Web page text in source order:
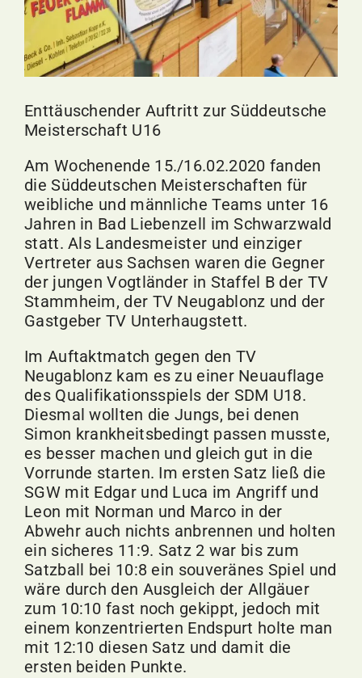
Enttäuschender Auftritt zur Süddeutsche
Meisterschaft U16
Am Wochenende 15./16.02.2020 fanden
die Süddeutschen Meisterschaften für
weibliche und männliche Teams unter 16
Jahren in Bad Liebenzell
im Schwarzwald
statt. Als Landesmeister und einziger
Vertreter aus Sachsen waren die Gegner
der jungen Vogtländer in Staffel B der TV
Stammheim, der TV Neugablonz und der
Gastgeber TV Unterhaugstett.
Im Auftaktmatch gegen den TV
Neugablonz kam es zu einer Neuauflage
des Qualifikationsspiels der SDM U18.
Diesmal wollten die Jungs, bei denen
Simon krankheitsbedingt passen musste,
es besser machen und gleich gut in die
Vorrunde starten. Im ersten Satz ließ die
SGW mit Edgar und Luca im Angriff und
Leon mit Norman und Marco in der
Abwehr auch nichts anbrennen und holten
ein sicheres 11:9. Satz 2 war bis zum
Satzball bei 10:8 ein souveränes Spiel und
wäre durch den Ausgleich der Allgäuer
zum 10:10 fast noch gekippt, jedoch mit
einem konzentrierten Endspurt holte man
mit 12:10 diesen Satz und damit die
ersten beiden Punkte.